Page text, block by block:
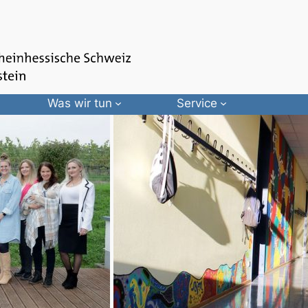
Was wir tun Service